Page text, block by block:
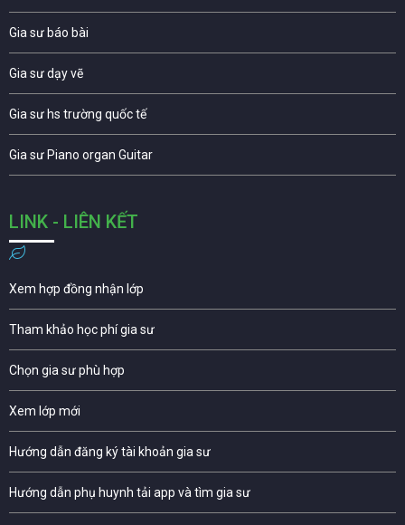
Gia sư báo bài
Gia sư dạy vẽ
Gia sư hs trường quốc tế
Gia sư Piano organ Guitar
LINK - LIÊN KẾT
Xem hợp đồng nhận lớp
Tham khảo học phí gia sư
Chọn gia sư phù hợp
Xem lớp mới
Hướng dẫn đăng ký tài khoản gia sư
Hướng dẫn phụ huynh tải app và tìm gia sư